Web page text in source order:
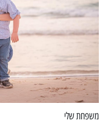
משפחת שלי